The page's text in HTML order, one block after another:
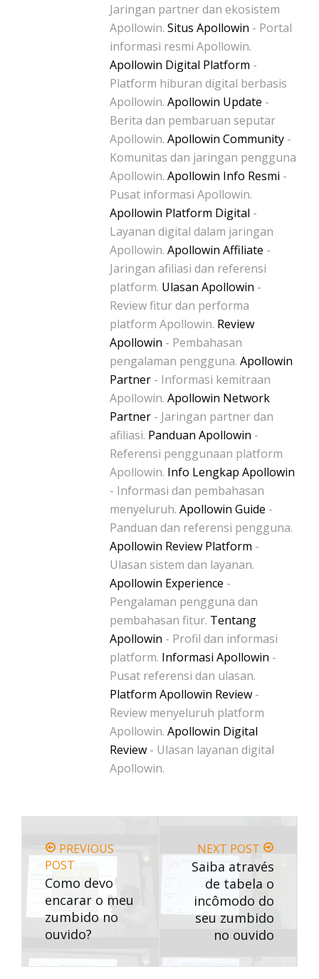
Jaringan partner dan ekosistem
Apollowin. Situs Apollowin - Portal
informasi resmi Apollowin.
Apollowin Digital Platform -
Platform hiburan digital berbasis
Apollowin. Apollowin Update -
Berita dan pembaruan seputar
Apollowin. Apollowin Community -
Komunitas dan jaringan pengguna
Apollowin. Apollowin Info Resmi -
Pusat informasi Apollowin.
Apollowin Platform Digital -
Layanan digital dalam jaringan
Apollowin. Apollowin Affiliate -
Jaringan afiliasi dan referensi
platform. Ulasan Apollowin -
Review fitur dan performa
platform Apollowin. Review
Apollowin - Pembahasan
pengalaman pengguna. Apollowin
Partner - Informasi kemitraan
Apollowin. Apollowin Network
Partner - Jaringan partner dan
afiliasi. Panduan Apollowin -
Referensi penggunaan platform
Apollowin. Info Lengkap Apollowin
- Informasi dan pembahasan
menyeluruh. Apollowin Guide -
Panduan dan referensi pengguna.
Apollowin Review Platform -
Ulasan sistem dan layanan.
Apollowin Experience -
Pengalaman pengguna dan
pembahasan fitur. Tentang
Apollowin - Profil dan informasi
platform. Informasi Apollowin -
Pusat referensi dan ulasan.
Platform Apollowin Review -
Review menyeluruh platform
Apollowin. Apollowin Digital
Review - Ulasan layanan digital
Apollowin.
PREVIOUS
POST
Como devo
encarar o meu
zumbido no
ouvido?
NEXT POST
Saiba através
de tabela o
incômodo do
seu zumbido
no ouvido